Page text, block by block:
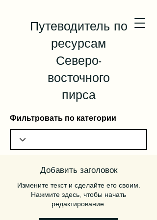
Путеводитель по
ресурсам
Северо-
восточного
пирса
Фильтровать по категории
Добавить заголовок
Измените текст и сделайте его своим.
Нажмите здесь, чтобы начать
редактирование.